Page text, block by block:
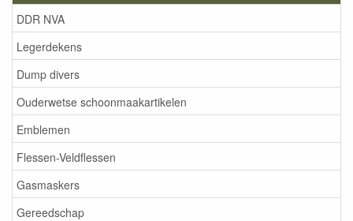
DDR NVA
Legerdekens
Dump divers
Ouderwetse schoonmaakartikelen
Emblemen
Flessen-Veldflessen
Gasmaskers
Gereedschap